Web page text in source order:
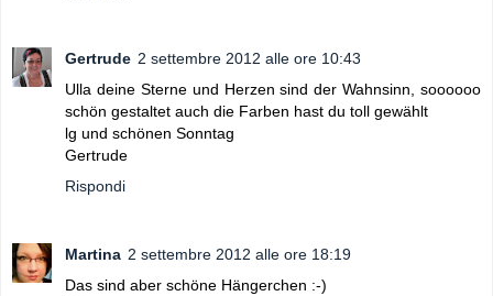
Gertrude 2 settembre 2012 alle ore 10:43
Ulla deine Sterne und Herzen sind der Wahnsinn, soooooo
schön gestaltet auch die Farben hast du toll gewählt
lg und schönen Sonntag
Gertrude
Rispondi
Martina 2 settembre 2012 alle ore 18:19
Das sind aber schöne Hängerchen :-)